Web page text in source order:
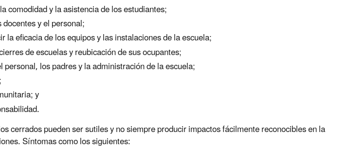
comodidad y la asistencia de los estudiantes;
y el personal;
la eficacia de los equipos y las instalaciones de la escuela;
de escuelas y reubicación de sus ocupantes;
los padres y la administración de la escuela;
y
cerrados pueden ser sutiles y no siempre producir impactos fácilmente reconocibles en la
Síntomas como los siguientes: